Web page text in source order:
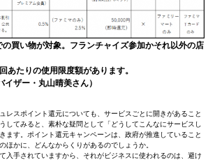
買い物が対象。フランチャイズ参加かそれ以外の店
あたりの使用限度額があります。
イザー・丸山晴美さん）
レスポイント還元についても、サービスごとに開きがあること
してみると、素朴な疑問として「どうしてこんなにサービスし
ます。ポイント還元キャンペーンは、政府が推進していること
ほかに、どんなからくりがあるのでしょうか。
入手されていますから、それがビジネスに使われるのは、避け